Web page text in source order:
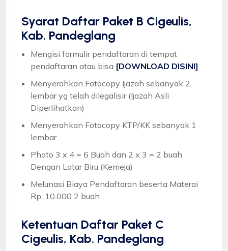
Syarat Daftar Paket B Cigeulis,
Kab. Pandeglang
Mengisi formulir pendaftaran di tempat
pendaftaran atau bisa [DOWNLOAD DISINI]
Menyerahkan Fotocopy Ijazah sebanyak 2
lembar yg telah dilegalisir (Ijazah Asli
Diperlihatkan)
Menyerahkan Fotocopy KTP/KK sebanyak 1
lembar
Photo 3 x 4 = 6 Buah dan 2 x 3 = 2 buah
Dengan Latar Biru (Kemeja)
Melunasi Biaya Pendaftaran beserta Materai
Rp. 10.000 2 buah
Ketentuan Daftar Paket C
Cigeulis, Kab. Pandeglang